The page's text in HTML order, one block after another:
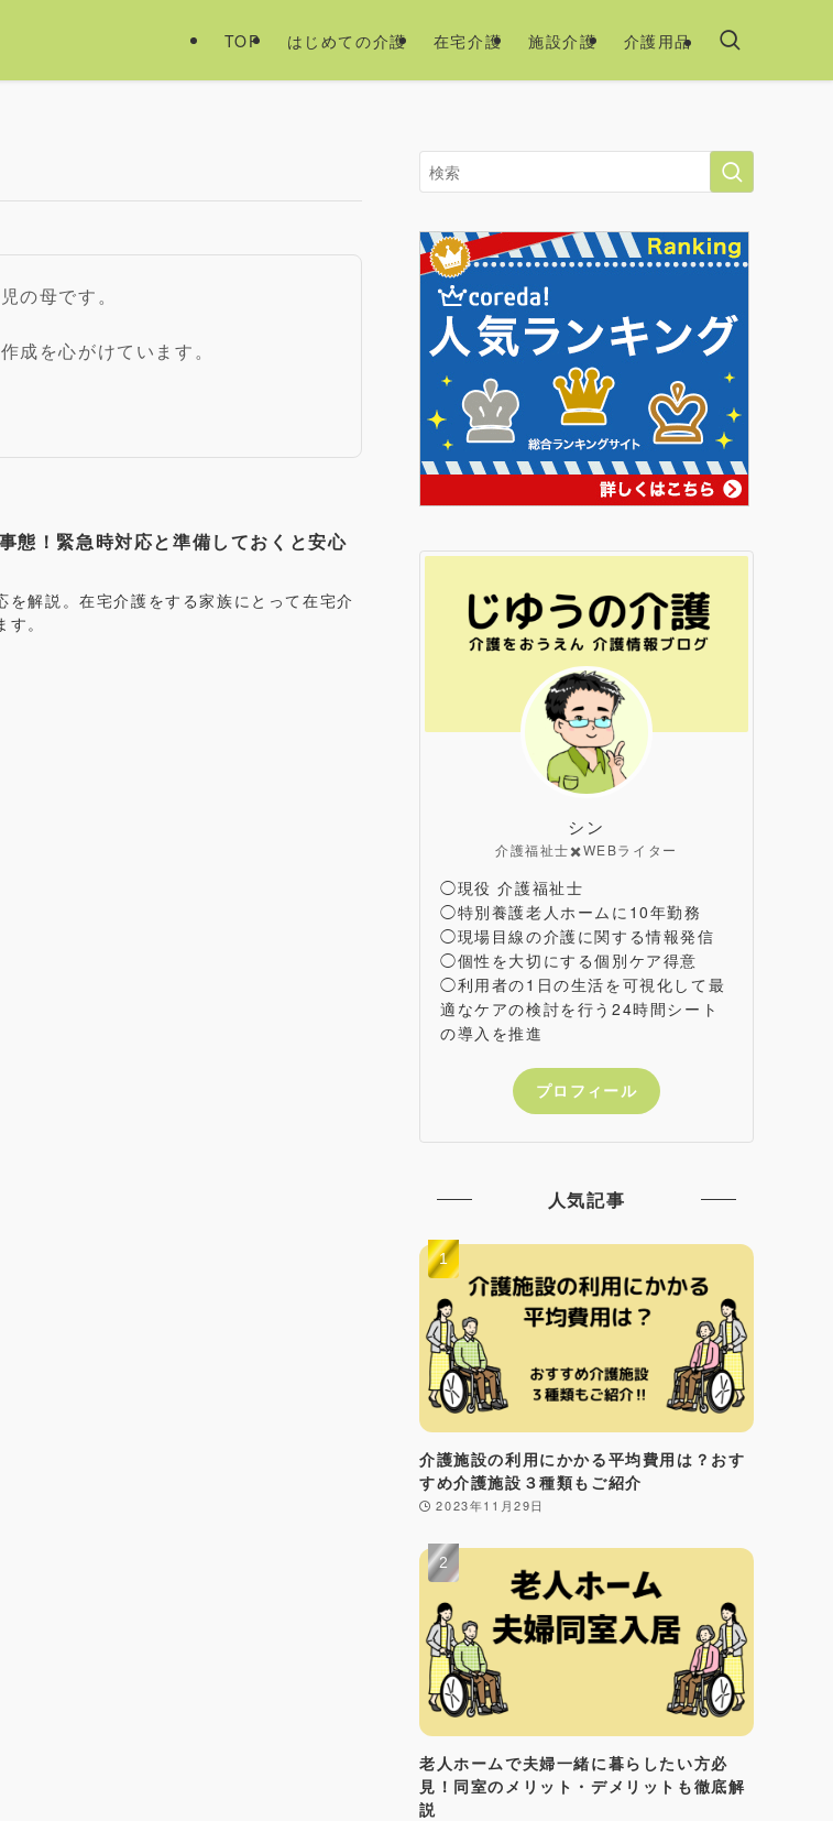
TOP はじめての介護 在宅介護 施設介護 介護用品
の母です。
成を心がけています。
態！緊急時対応と準備しておくと安心
を解説。在宅介護をする家族にとって在宅介
。
シン
介護福祉士✖️WEBライター
◯現役 介護福祉士
◯特別養護老人ホームに10年勤務
◯現場目線の介護に関する情報発信
◯個性を大切にする個別ケア得意
◯利用者の1日の生活を可視化して最
適なケアの検討を行う24時間シート
の導入を推進
プロフィール
人気記事
介護施設の利用にかかる平均費用は？おす
すめ介護施設３種類もご紹介
2023年11月29日
老人ホームで夫婦一緒に暮らしたい方必
見！同室のメリット・デメリットも徹底解
説